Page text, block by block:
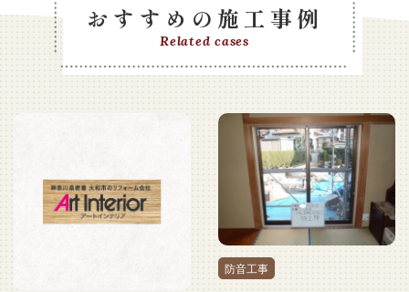
おすすめの施工事例
Related cases
防音工事